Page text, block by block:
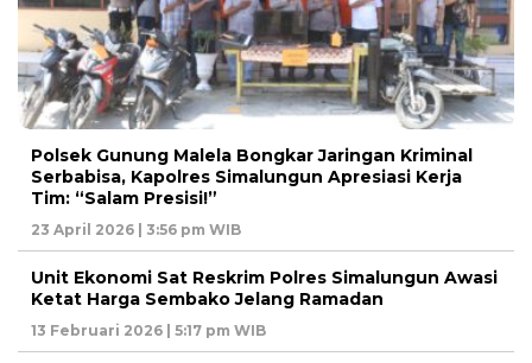
Polsek Gunung Malela Bongkar Jaringan Kriminal
Serbabisa, Kapolres Simalungun Apresiasi Kerja
Tim: “Salam Presisi!”
23 April 2026 | 3:56 pm WIB
Unit Ekonomi Sat Reskrim Polres Simalungun Awasi
Ketat Harga Sembako Jelang Ramadan
13 Februari 2026 | 5:17 pm WIB